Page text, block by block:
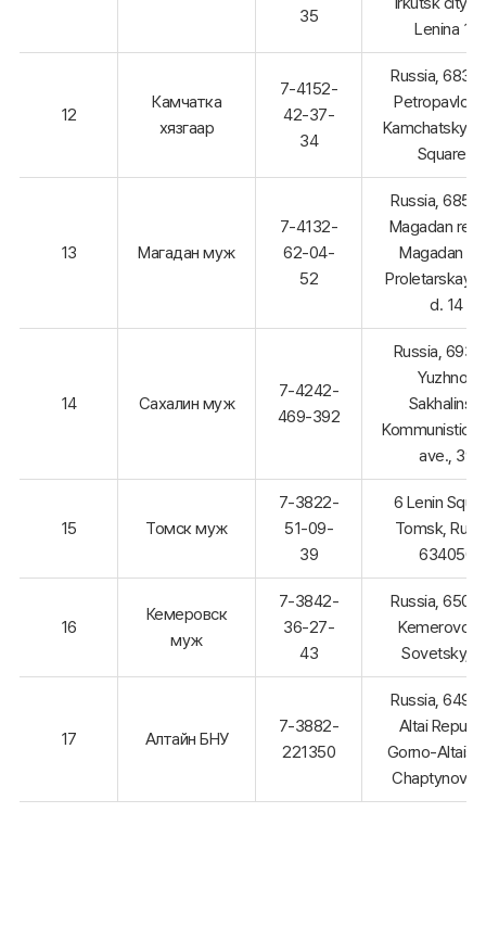
35
Lenina 1a
12
Камчатка
хязгаар
7-4152-
42-37-
34
Russia,
Kamchatsky,
Square,1
13 Магадан муж
7-4132-
62-04-
52
Russia,
Magadan
Magadan
Proletarskaya
d. 14
14 Сахалин муж
7-4242-
469-392
Russia,
Yuzhno-
Sakhalinsk,
ave., 39
15 Томск муж
7-3822-
51-09-
39
6 Lenin
Tomsk,
634050
16
Кемеровск
муж
7-3842-
36-27-
43
Russia,
Kemerovo,
Sovetsky,
17 Алтайн БНУ
7-3882-
221350
Russia,
Altai
Gorno-
Chaptynova,